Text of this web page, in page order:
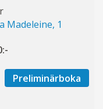
Madeleine, 1
Preliminärboka